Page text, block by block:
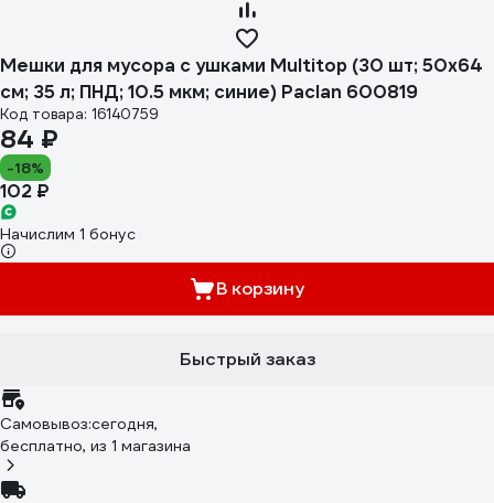
Мешки для мусора с ушками Multitop (30 шт; 50x64
см; 35 л; ПНД; 10.5 мкм; синие) Paclan 600819
Код товара: 16140759
84 ₽
-18%
102 ₽
Начислим 1 бонус
В корзину
Быстрый заказ
Самовывоз:сегодня,
бесплатно, из 1 магазина